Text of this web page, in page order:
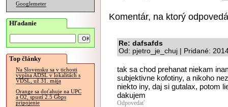
Googlemeter
Hľadanie
Top články
Na Slovensku sa v tichosti
vypína ADSL v lokalitách s
VDSL, už 31. mája
Orange sa doťahuje na UPC
a O2, spustí 2.5 Gbps
pripojenie
Komentár, na ktorý
Re: dafsafds
Od: pjetro_je_chuj | Pridané:
tak sa chod prehanat niekam
subjektivne kofotiny, a nikoho
niekto iny, daj si gutalax, potom
dakujem
Odpovedať